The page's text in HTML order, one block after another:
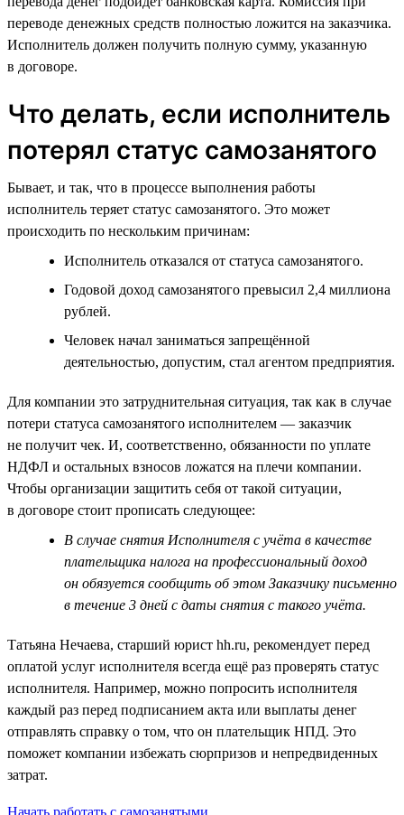
переводе денежных средств полностью ложится на заказчика.
Исполнитель должен получить полную сумму, указанную
в договоре.
Что делать, если исполнитель
потерял статус самозанятого
Бывает, и так, что в процессе выполнения работы
исполнитель теряет статус самозанятого. Это может
происходить по нескольким причинам:
Исполнитель отказался от статуса самозанятого.
Годовой доход самозанятого превысил 2,4 миллиона
рублей.
Человек начал заниматься запрещённой
деятельностью, допустим, стал агентом предприятия.
Для компании это затруднительная ситуация, так как в случае
потери статуса самозанятого исполнителем — заказчик
не получит чек. И, соответственно, обязанности по уплате
НДФЛ и остальных взносов ложатся на плечи компании.
Чтобы организации защитить себя от такой ситуации,
в договоре стоит прописать следующее:
В случае снятия Исполнителя с учёта в качестве
плательщика налога на профессиональный доход
он обязуется сообщить об этом Заказчику письменно
в течение 3 дней с даты снятия с такого учёта.
Татьяна Нечаева, старший юрист hh.ru, рекомендует перед
оплатой услуг исполнителя всегда ещё раз проверять статус
исполнителя. Например, можно попросить исполнителя
каждый раз перед подписанием акта или выплаты денег
отправлять справку о том, что он плательщик НПД. Это
поможет компании избежать сюрпризов и непредвиденных
затрат.
Начать работать с самозанятыми